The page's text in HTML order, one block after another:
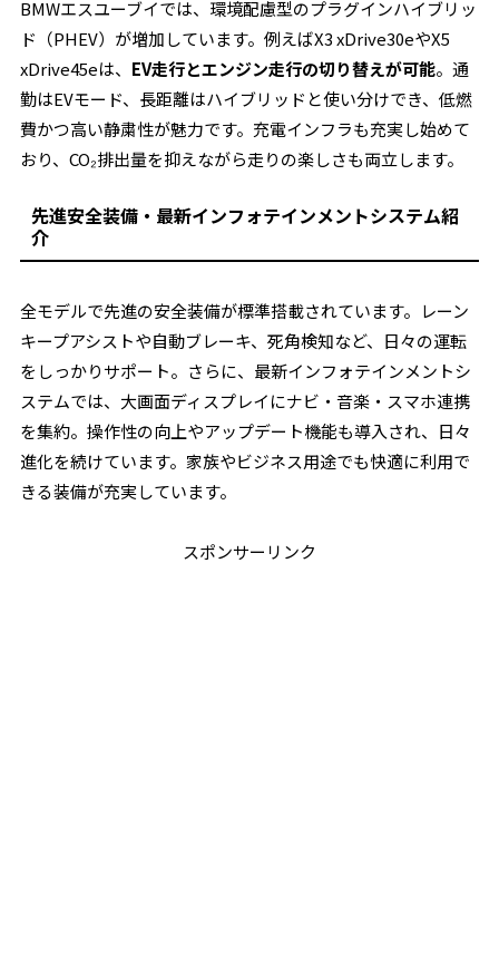
BMWエスユーブイでは、環境配慮型のプラグインハイブリッ
ド（PHEV）が増加しています。例えばX3 xDrive30eやX5
xDrive45eは、 EV走行とエンジン走行の切り替えが可能。通
勤はEVモード、長距離はハイブリッドと使い分けでき、低燃
費かつ高い静粛性が魅力です。充電インフラも充実し始めて
おり、CO₂排出量を抑えながら走りの楽しさも両立します。
先進安全装備・最新インフォテインメントシステム紹
介
全モデルで先進の安全装備が標準搭載されています。レーン
キープアシストや自動ブレーキ、死角検知など、日々の運転
をしっかりサポート。さらに、最新インフォテインメントシ
ステムでは、大画面ディスプレイにナビ・音楽・スマホ連携
を集約。操作性の向上やアップデート機能も導入され、日々
進化を続けています。家族やビジネス用途でも快適に利用で
きる装備が充実しています。
スポンサーリンク